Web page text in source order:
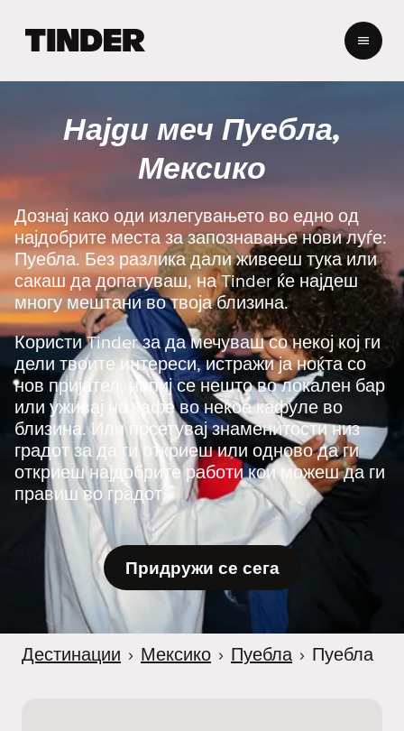
o
e
Најди меч Пуебла,
Мексико
Дознај како оди излегувањето во едно од
најдобрите места за запознавање нови луѓе:
Пуебла. Без разлика дали живееш тука или
сакаш да допатуваш, на Tinder ќе најдеш
многу мештани во твоја близина.
Користи Tinder за да мечуваш со некој кој ги
дели твоите интереси, истражи ја ноќта со
нов пријател, напиј се нешто во локален бар
или уживај на кафе во некое кафуле во
близина. Или посетувај знаменитости низ
градот за да ги откриеш или одново да ги
откриеш најдобрите работи кои можеш да ги
правиш во градот.
Придружи се сега
Дестинации › Мексико › Пуебла › Пуебла